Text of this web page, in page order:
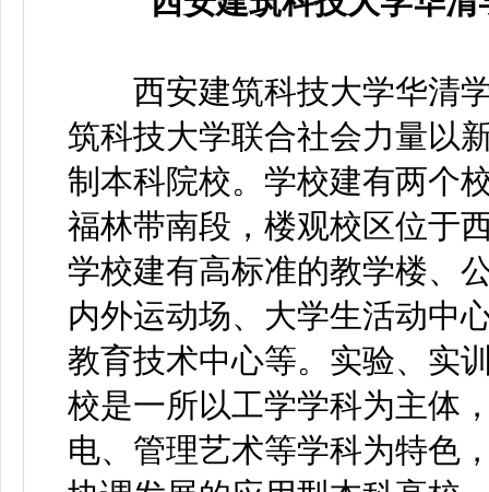
西安建筑科技大学华清学
筑科技大学联合社会力量以
制本科院校。学校建有两个
福林带南段，楼观校区位于
学校建有高标准的教学楼、
内外运动场、大学生活动中
教育技术中心等。实验、实
校是一所以工学学科为主体
电、管理艺术等学科为特色